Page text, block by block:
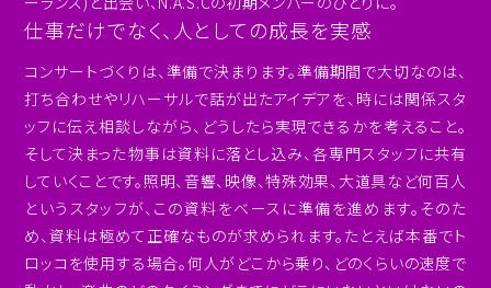
仕事だけでなく、人としての成長を実感
コンサートづくりは、準備で決まります。準備期間で大切なのは、
打ち合わせやリハーサルで話が出たアイデアを、時には関係スタ
ッフに伝え相談しながら、どうしたら実現できるかを考えること。
そして決まった物事は資料に落とし込み、各専門スタッフに共有
していくことです。照明、音響、映像、特殊効果、大道具など何百人
というスタッフが、この資料をベースに準備を進めます。そのた
め、資料は極めて正確なものが求められます。たとえば本番でト
ロッコを使用する場合。何人がどこから乗り、どのくらいの速度で